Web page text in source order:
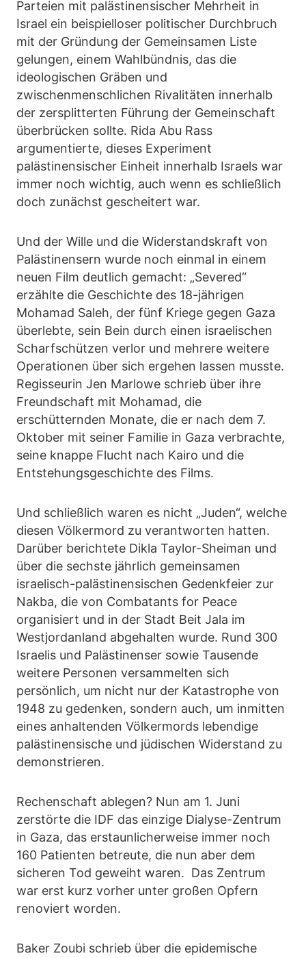
Parteien mit palästinensischer Mehrheit in
Israel ein beispielloser politischer Durchbruch
mit der Gründung der Gemeinsamen Liste
gelungen, einem Wahlbündnis, das die
ideologischen Gräben und
zwischenmenschlichen Rivalitäten innerhalb
der zersplitterten Führung der Gemeinschaft
überbrücken sollte. Rida Abu Rass
argumentierte, dieses Experiment
palästinensischer Einheit innerhalb Israels war
immer noch wichtig, auch wenn es schließlich
doch zunächst gescheitert war.
Und der Wille und die Widerstandskraft von
Palästinensern wurde noch einmal in einem
neuen Film deutlich gemacht: „Severed“
erzählte die Geschichte des 18-jährigen
Mohamad Saleh, der fünf Kriege gegen Gaza
überlebte, sein Bein durch einen israelischen
Scharfschützen verlor und mehrere weitere
Operationen über sich ergehen lassen musste.
Regisseurin Jen Marlowe schrieb über ihre
Freundschaft mit Mohamad, die
erschütternden Monate, die er nach dem 7.
Oktober mit seiner Familie in Gaza verbrachte,
seine knappe Flucht nach Kairo und die
Entstehungsgeschichte des Films.
Und schließlich waren es nicht „Juden“, welche
diesen Völkermord zu verantworten hatten.
Darüber berichtete Dikla Taylor-Sheiman und
über die sechste jährlich gemeinsamen
israelisch-palästinensischen Gedenkfeier zur
Nakba, die von Combatants for Peace
organisiert und in der Stadt Beit Jala im
Westjordanland abgehalten wurde. Rund 300
Israelis und Palästinenser sowie Tausende
weitere Personen versammelten sich
persönlich, um nicht nur der Katastrophe von
1948 zu gedenken, sondern auch, um inmitten
eines anhaltenden Völkermords lebendige
palästinensische und jüdischen Widerstand zu
demonstrieren.
Rechenschaft ablegen? Nun am 1. Juni
zerstörte die IDF das einzige Dialyse-Zentrum
in Gaza, das erstaunlicherweise immer noch
160 Patienten betreute, die nun aber dem
sicheren Tod geweiht waren. Das Zentrum
war erst kurz vorher unter großen Opfern
renoviert worden.
Baker Zoubi schrieb über die epidemische